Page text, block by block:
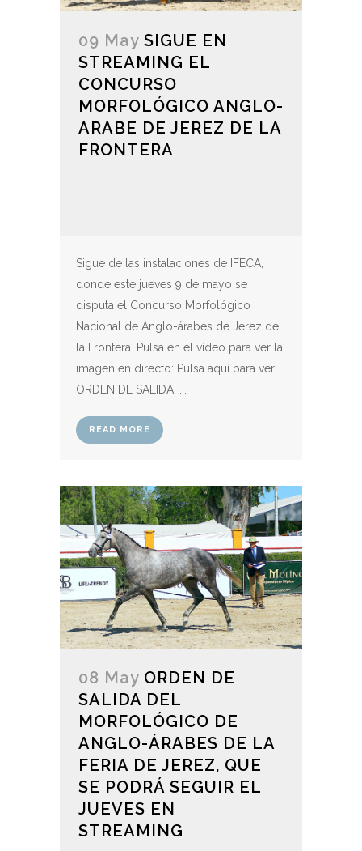
09 May SIGUE EN
STREAMING EL
CONCURSO
MORFOLÓGICO ANGLO-
ARABE DE JEREZ DE LA
FRONTERA
Sigue de las instalaciones de IFECA,
donde este jueves 9 de mayo se
disputa el Concurso Morfológico
Nacional de Anglo-árabes de Jerez de
la Frontera. Pulsa en el vídeo para ver la
imagen en directo: Pulsa aquí para ver
ORDEN DE SALIDA: ...
READ MORE
08 May ORDEN DE
SALIDA DEL
MORFOLÓGICO DE
ANGLO-ÁRABES DE LA
FERIA DE JEREZ, QUE
SE PODRÁ SEGUIR EL
JUEVES EN
STREAMING